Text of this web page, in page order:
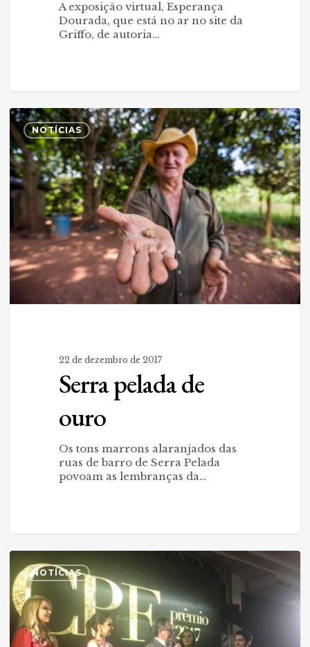
A exposição virtual, Esperança
Dourada, que está no ar no site da
Griffo, de autoria…
Serra
pelada
de
ouro
NOTÍCIAS
22 de dezembro de 2017
Serra pelada de
ouro
Os tons marrons alaranjados das
ruas de barro de Serra Pelada
povoam as lembranças da…
0
Griffo
homenageada
no
Prêmio
CPF
2017
NOTÍCIAS